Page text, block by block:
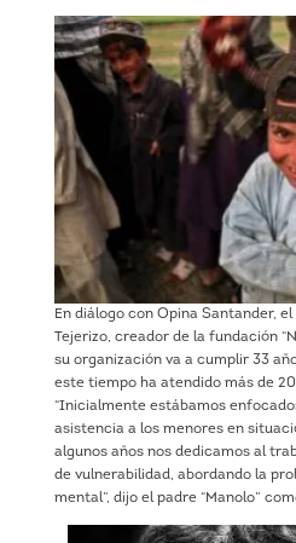
En diálogo con Opina Santander,
Tejerizo, creador de la fundación
su organización va a cumplir 33
este tiempo ha atendido más de
“Inicialmente estábamos
asistencia a los menores en
algunos años nos dedicamos al
de vulnerabilidad, abordando la
mental”, dijo el padre “Manolo”